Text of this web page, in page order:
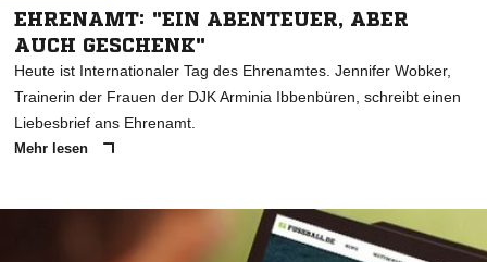
EHRENAMT: "EIN ABENTEUER, ABER
AUCH GESCHENK"
Heute ist Internationaler Tag des Ehrenamtes. Jennifer Wobker,
Trainerin der Frauen der DJK Arminia Ibbenbüren, schreibt einen
Liebesbrief ans Ehrenamt.
Mehr lesen